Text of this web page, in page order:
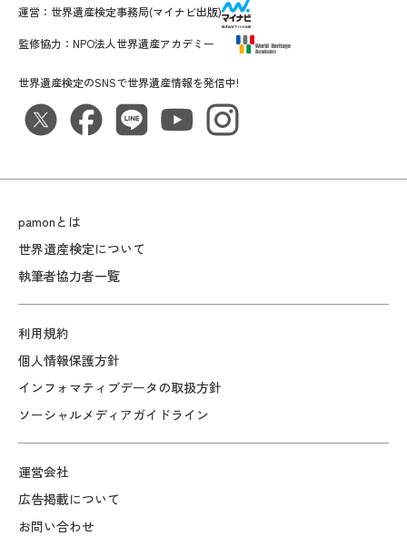
pamonとは
世界遺産検定について
執筆者協力者一覧
利用規約
個人情報保護方針
インフォマティブデータの取扱方針
ソーシャルメディアガイドライン
運営会社
広告掲載について
お問い合わせ
世界遺産検定のSNSで世界遺産情報を発信中!
運営： 世界遺産検定事務局(マイナビ出版)
監修協力： NPO法人世界遺産アカデミー